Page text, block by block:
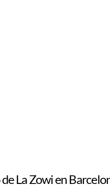
La Zowi en